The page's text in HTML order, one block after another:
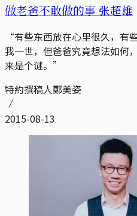
做老爸不敢做的事 张超雄
“有些东西放在心里很久，
我一世，但爸爸究竟想法如何
来是个谜。”
特約撰稿人鄭美姿
2015-08-13